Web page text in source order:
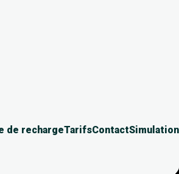
de rechargeTarifsContactSimulation